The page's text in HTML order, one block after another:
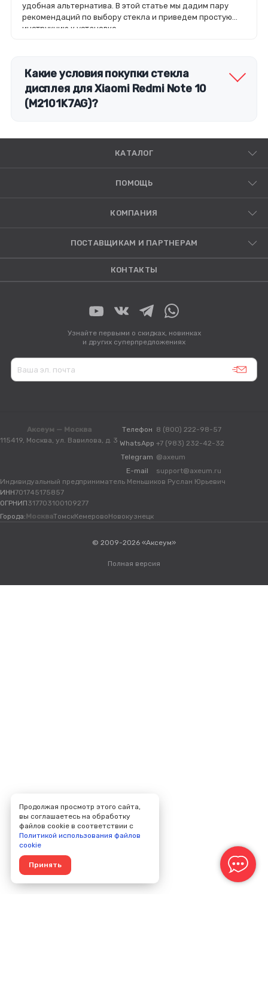
удобная альтернатива. В этой статье мы дадим пару
рекомендаций по выбору стекла и приведем простую
инструкцию к установке.
Какие условия покупки стекла
дисплея для Xiaomi Redmi Note 10
(M2101K7AG)?
КАТАЛОГ
ПОМОЩЬ
КОМПАНИЯ
ПОСТАВЩИКАМ И ПАРТНЕРАМ
КОНТАКТЫ
Узнайте первыми о скидках, новинках
и других суперпредложениях
Аксеум — Москва
115419, Москва, ул. Вавилова, д. 3
Телефон 8 (800) 222-98-57
WhatsApp +7 (983) 232-42-32
Telegram @axeum
E-mail
support@axeum.ru
Индивидуальный предприниматель Меньшиков Руслан Юрьевич
ИНН701745175857
ОГРНИП317703100109277
Города: МоскваТомскКемеровоНовокузнецк
© 2009-2026 «Аксеум»
Полная версия
Продолжая просмотр этого сайта,
вы соглашаетесь на обработку
файлов cookie в соответствии с
Политикой использования файлов
cookie
Принять